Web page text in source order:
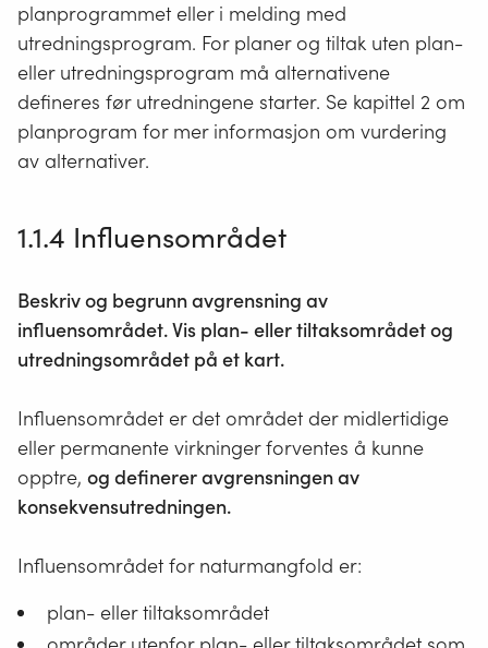
planprogrammet eller i melding med
utredningsprogram. For planer og tiltak uten plan-
eller utredningsprogram må alternativene
defineres før utredningene starter. Se kapittel 2 om
planprogram for mer informasjon om vurdering
av alternativer.
1.1.4 Influensområdet
Beskriv og begrunn avgrensning av
influensområdet. Vis plan- eller tiltaksområdet og
utredningsområdet på et kart.
Influensområdet er det området der midlertidige
eller permanente virkninger forventes å kunne
opptre, og definerer avgrensningen av
konsekvensutredningen.
Influensområdet for naturmangfold er:
plan- eller tiltaksområdet